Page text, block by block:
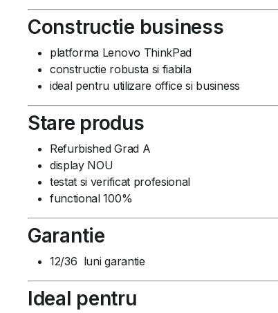
Constructie business
platforma Lenovo ThinkPad
constructie robusta si fiabila
ideal pentru utilizare office si business
Stare produs
Refurbished Grad A
display NOU
testat si verificat profesional
functional 100%
Garantie
12/36 luni garantie
Ideal pentru